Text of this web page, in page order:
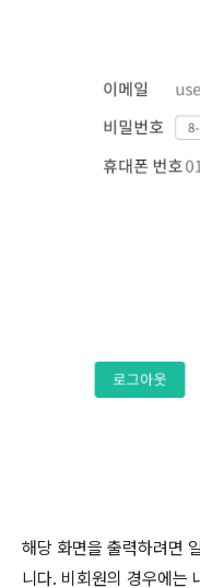
해당 화면을 출력하려면
니다. 비회원의 경우에는